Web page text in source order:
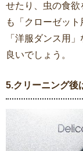
せたり、虫の食欲
も「クローゼット
「洋服ダンス用
良いでしょう。
5.クリーニング後